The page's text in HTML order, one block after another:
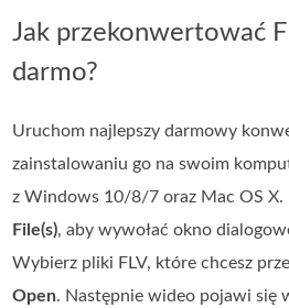
Jak przekonwertować
darmo?
Uruchom najlepszy darmowy
zainstalowaniu go na swoim
z Windows 10/8/7 oraz Mac OS
File(s), aby wywołać okno
Wybierz pliki FLV, które chcesz
Open. Następnie wideo pojawi się